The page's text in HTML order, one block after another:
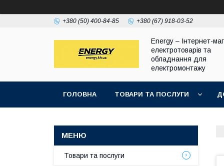
+380 (50) 400-84-85 +380 (67) 918-03-52
Energy – Інтернет-
електротоварів та
обладнання для
електромонтажу
ГОЛОВНА ТОВАРИ ТА ПОСЛУГИ
Товари та послуги